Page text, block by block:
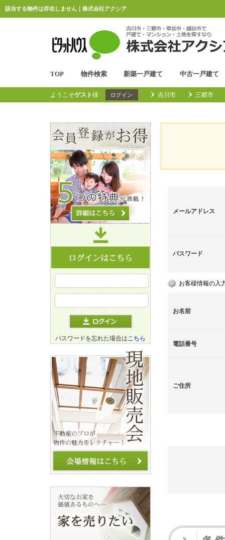
該当する物件は存在しません｜株式会社アクシア
TOP 物件検索 新築一戸建て 中古一戸建て
ようこそゲスト様 ログイン 吉川市 三郷市
メールアドレス
パスワード
お客様情報の入
お名前
電話番号
ご住所
パスワードを忘れた場合はこちら